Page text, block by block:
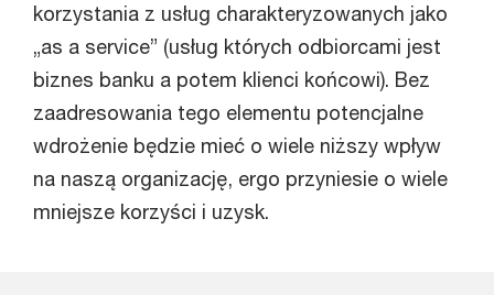
korzystania z usług charakteryzowanych jako
„as a service” (usług których odbiorcami jest
biznes banku a potem klienci końcowi). Bez
zaadresowania tego elementu potencjalne
wdrożenie będzie mieć o wiele niższy wpływ
na naszą organizację, ergo przyniesie o wiele
mniejsze korzyści i uzysk.